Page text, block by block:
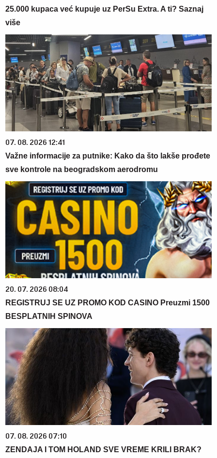
25.000 kupaca već kupuje uz PerSu Extra. A ti? Saznaj
više
07. 08. 2026 12:41
Važne informacije za putnike: Kako da što lakše prođete
sve kontrole na beogradskom aerodromu
20. 07. 2026 08:04
REGISTRUJ SE UZ PROMO KOD CASINO Preuzmi 1500
BESPLATNIH SPINOVA
07. 08. 2026 07:10
ZENDAJA I TOM HOLAND SVE VREME KRILI BRAK?